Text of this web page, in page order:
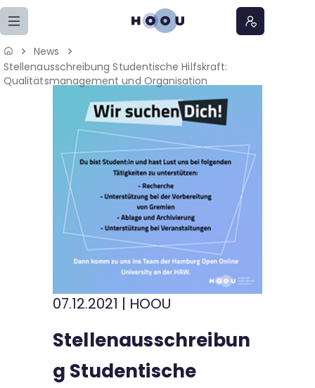
Zum Seiteninhalt springen
Home
Lernangebote
Podcasts
Meine Lernangebote
News
Veranstaltungen
Über uns
Kontakt
News
Stellenausschreibung Studentische Hilfskraft:
Qualitätsmanagement und Organisation
07.12.2021 | HOOU
Stellenausschreibun
g Studentische